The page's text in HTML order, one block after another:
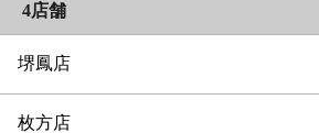
4店舗
堺鳳店
枚方店